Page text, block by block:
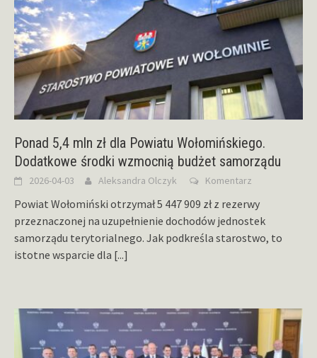
Ponad 5,4 mln zł dla Powiatu Wołomińskiego.
Dodatkowe środki wzmocnią budżet samorządu
2026-04-03 Aleksandra Olczyk Komentarz
Powiat Wołomiński otrzymał 5 447 909 zł z rezerwy
przeznaczonej na uzupełnienie dochodów jednostek
samorządu terytorialnego. Jak podkreśla starostwo, to
istotne wsparcie dla [...]